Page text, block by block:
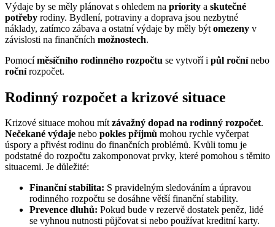
Výdaje by se měly plánovat s ohledem na priority a skutečné
potřeby rodiny. Bydlení, potraviny a doprava jsou nezbytné
náklady, zatímco zábava a ostatní výdaje by měly být omezeny v
závislosti na finančních možnostech.
Pomocíměsíčního rodinného rozpočtu se vytvoří i půl ročnínebo
ročnírozpočet.
Rodinný rozpočet a krizové situace
Krizové situace mohou mítzávažný dopad na rodinný rozpočet.
Nečekané výdaje nebo pokles příjmů mohou rychle vyčerpat
úspory a přivést rodinu do finančních problémů. Kvůli tomu je
podstatné do rozpočtu zakomponovat prvky, které pomohou s těmito
situacemi. Je důležité:
Finanční stabilita: S pravidelným sledováním a úpravou
rodinného rozpočtu se dosáhne větší finanční stability.
Prevence dluhů: Pokud bude v rezervě dostatek peněz, lidé
se vyhnou nutnosti půjčovat si nebo používat kreditní karty.